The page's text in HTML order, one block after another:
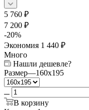
5 760 ₽
7 200 ₽
-20%
Экономия 1 440 ₽
Много
Нашли дешевле?
Размер—160x195
В корзину